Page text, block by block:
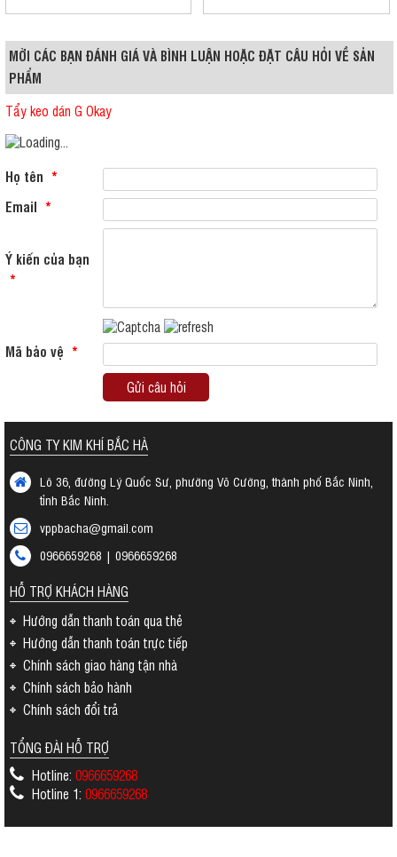
MỜI CÁC BẠN ĐÁNH GIÁ VÀ BÌNH LUẬN HOẶC ĐẶT CÂU HỎI VỀ SẢN
PHẨM
Tẩy keo dán G Okay
Họ tên *
Email *
Ý kiến của bạn
*
Mã bảo vệ *
Gửi câu hỏi
CÔNG TY KIM KHÍ BẮC HÀ
Lô 36, đường Lý Quốc Sư, phường Võ Cường, thành phố Bắc Ninh,
tỉnh Bắc Ninh.
vppbacha@gmail.com
0966659268 | 0966659268
HỖ TRỢ KHÁCH HÀNG
Hướng dẫn thanh toán qua thẻ
Hướng dẫn thanh toán trực tiếp
Chính sách giao hàng tận nhà
Chính sách bảo hành
Chính sách đổi trả
TỔNG ĐÀI HỖ TRỢ
Hotline: 0966659268
Hotline 1: 0966659268